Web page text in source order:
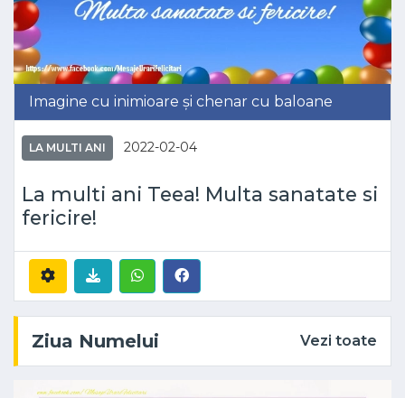
Imagine cu inimioare și chenar cu baloane
LA MULTI ANI 2022-02-04
La multi ani Teea! Multa sanatate si
fericire!
Ziua Numelui Vezi toate